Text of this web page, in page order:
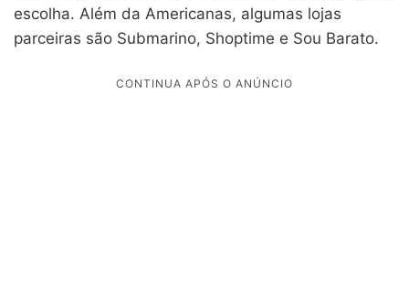
escolha. Além da Americanas, algumas lojas
parceiras são Submarino, Shoptime e Sou Barato.